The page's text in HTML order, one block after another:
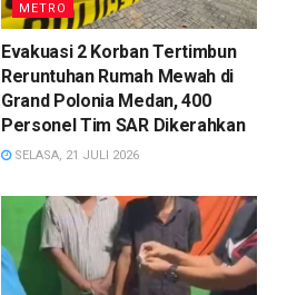
METRO
Evakuasi 2 Korban Tertimbun
Reruntuhan Rumah Mewah di
Grand Polonia Medan, 400
Personel Tim SAR Dikerahkan
SELASA, 21 JULI 2026